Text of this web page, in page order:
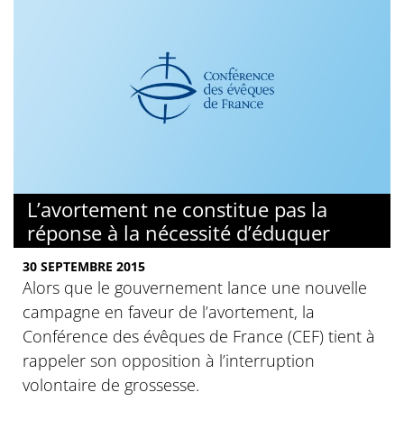
L’avortement ne constitue pas la
réponse à la nécessité d’éduquer
30 SEPTEMBRE 2015
Alors que le gouvernement lance une nouvelle
campagne en faveur de l’avortement, la
Conférence des évêques de France (CEF) tient à
rappeler son opposition à l’interruption
volontaire de grossesse.